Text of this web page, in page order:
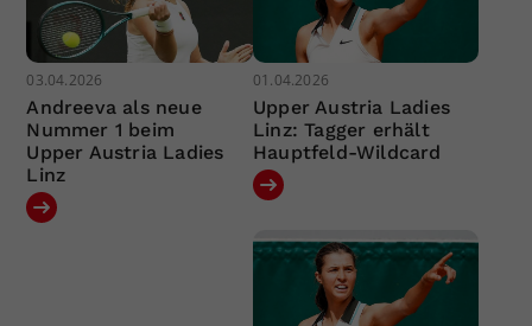
03.04.2026
Andreeva als neue
Nummer 1 beim
Upper Austria Ladies
Linz
01.04.2026
Upper Austria Ladies
Linz: Tagger erhält
Hauptfeld-Wildcard